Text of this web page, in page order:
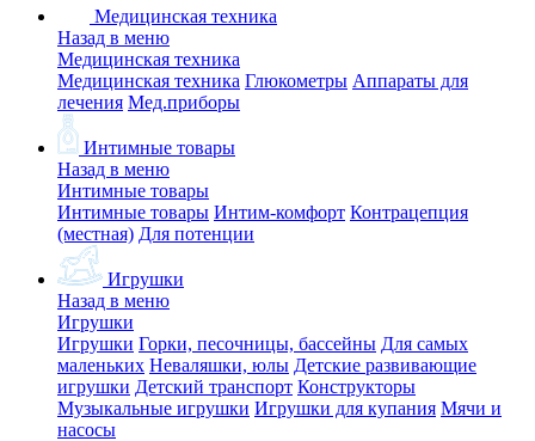
Медицинская техника
Назад в меню
Медицинская техника
Медицинская техника Глюкометры Аппараты для
лечения Мед.приборы
Интимные товары
Назад в меню
Интимные товары
Интимные товары Интим-комфорт Контрацепция
(местная) Для потенции
Игрушки
Назад в меню
Игрушки
Игрушки Горки, песочницы, бассейны Для самых
маленьких Неваляшки, юлы Детские развивающие
игрушки Детский транспорт Конструкторы
Музыкальные игрушки Игрушки для купания Мячи и
насосы